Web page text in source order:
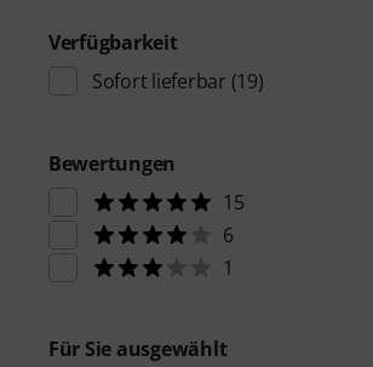
Verfügbarkeit
Sofort lieferbar (19)
Bewertungen
15
6
1
Für Sie ausgewählt